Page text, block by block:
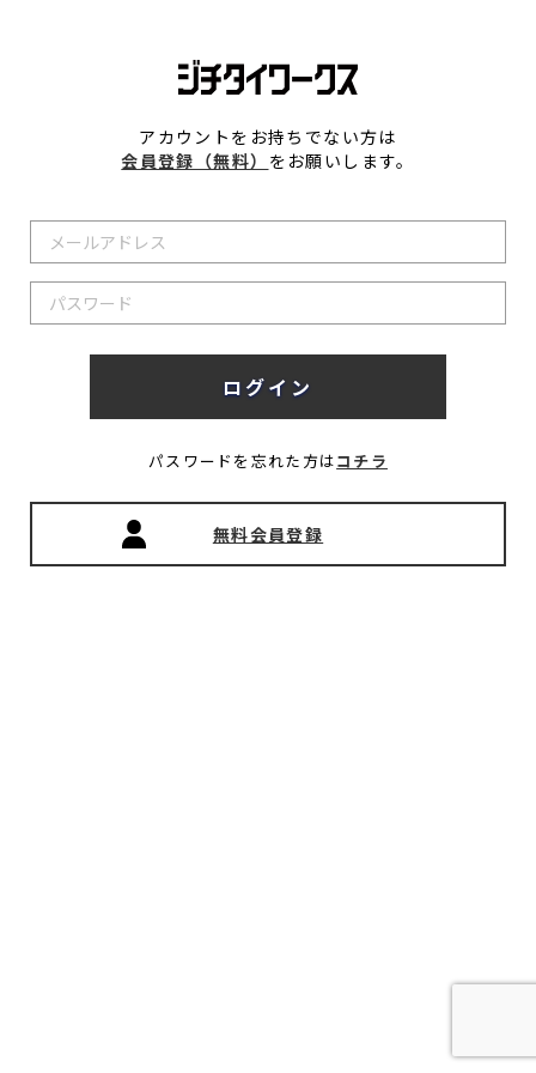
アカウントをお持ちでない方は
会員登録（無料） をお願いします。
パスワードを忘れた方はコチラ
無料会員登録